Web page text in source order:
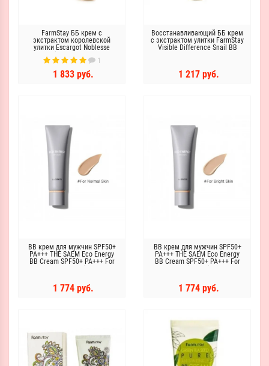
FarmStay ББ крем с
экстрактом королевской
улитки Escargot Noblesse
Intensive BB Cream SPF
50/PA++
1
1 833 руб.
Восстанавливающий ББ крем
с экстрактом улитки FarmStay
Visible Difference Snail BB
1 217 руб.
ВВ крем для мужчин SPF50+
PA+++ THE SAEM Eco Energy
BB Cream SPF50+ PA+++ For
1 774 руб.
ВВ крем для мужчин SPF50+
PA+++ THE SAEM Eco Energy
BB Cream SPF50+ PA+++ For
1 774 руб.